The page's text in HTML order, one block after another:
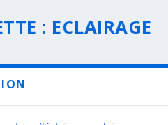
: ECLAIRAGE